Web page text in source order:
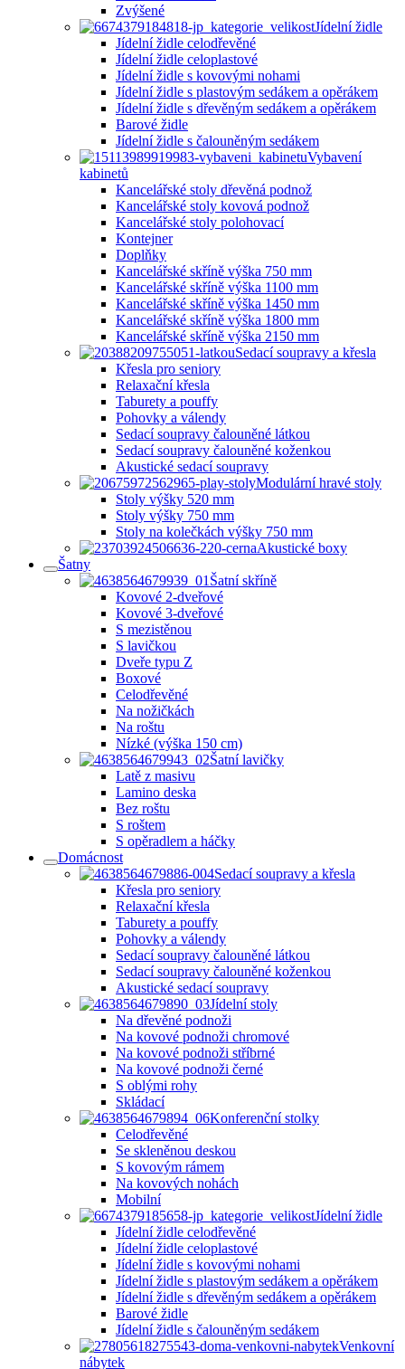
Zvýšené
Jídelní židle
Jídelní židle celodřevěné
Jídelní židle celoplastové
Jídelní židle s kovovými nohami
Jídelní židle s plastovým sedákem a opěrákem
Jídelní židle s dřevěným sedákem a opěrákem
Barové židle
Jídelní židle s čalouněným sedákem
Vybavení
kabinetů
Kancelářské stoly dřevěná podnož
Kancelářské stoly kovová podnož
Kancelářské stoly polohovací
Kontejner
Doplňky
Kancelářské skříně výška 750 mm
Kancelářské skříně výška 1100 mm
Kancelářské skříně výška 1450 mm
Kancelářské skříně výška 1800 mm
Kancelářské skříně výška 2150 mm
Sedací soupravy a křesla
Křesla pro seniory
Relaxační křesla
Taburety a pouffy
Pohovky a válendy
Sedací soupravy čalouněné látkou
Sedací soupravy čalouněné koženkou
Akustické sedací soupravy
Modulární hravé stoly
Stoly výšky 520 mm
Stoly výšky 750 mm
Stoly na kolečkách výšky 750 mm
Akustické boxy
Šatny
Šatní skříně
Kovové 2-dveřové
Kovové 3-dveřové
S mezistěnou
S lavičkou
Dveře typu Z
Boxové
Celodřevěné
Na nožičkách
Na roštu
Nízké (výška 150 cm)
Šatní lavičky
Latě z masivu
Lamino deska
Bez roštu
S roštem
S opěradlem a háčky
Domácnost
Sedací soupravy a křesla
Křesla pro seniory
Relaxační křesla
Taburety a pouffy
Pohovky a válendy
Sedací soupravy čalouněné látkou
Sedací soupravy čalouněné koženkou
Akustické sedací soupravy
Jídelní stoly
Na dřevěné podnoži
Na kovové podnoži chromové
Na kovové podnoži stříbrné
Na kovové podnoži černé
S oblými rohy
Skládací
Konferenční stolky
Celodřevěné
Se skleněnou deskou
S kovovým rámem
Na kovových nohách
Mobilní
Jídelní židle
Jídelní židle celodřevěné
Jídelní židle celoplastové
Jídelní židle s kovovými nohami
Jídelní židle s plastovým sedákem a opěrákem
Jídelní židle s dřevěným sedákem a opěrákem
Barové židle
Jídelní židle s čalouněným sedákem
Venkovní
nábytek